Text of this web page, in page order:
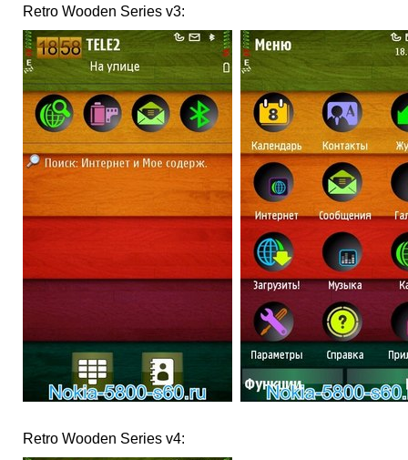
Retro Wooden Series v3:
Retro Wooden Series v4: